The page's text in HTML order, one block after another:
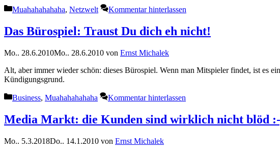
Kategorien
Muahahahahaha, Netzwelt Kommentar hinterlassen
Das Bürospiel: Traust Du dich eh nicht!
Mo.. 28.6.2010Mo.. 28.6.2010 von Ernst Michalek
Alt, aber immer wieder schön: dieses Bürospiel. Wenn man Mitspieler findet, ist es
Kündigungsgrund.
Kategorien
Business, Muahahahahaha Kommentar hinterlassen
Media Markt: die Kunden sind wirklich nicht blöd
Mo.. 5.3.2018Do.. 14.1.2010 von Ernst Michalek